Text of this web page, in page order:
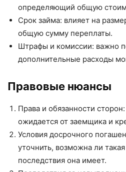
определяющий общую
Срок займа: влияет на
общую сумму переплаты.
Штрафы и комиссии: важно
дополнительные расходы
Правовые нюансы
Права и обязанности
ожидается от заемщика и
Условия досрочного
уточнить, возможна ли
последствия она имеет.